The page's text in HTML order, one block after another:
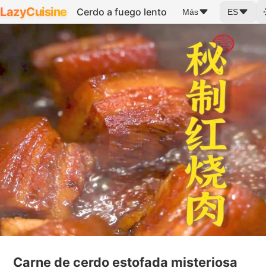
LazyCuisine Cerdo a fuego lento Más ES
Carne de cerdo estofada misteriosa